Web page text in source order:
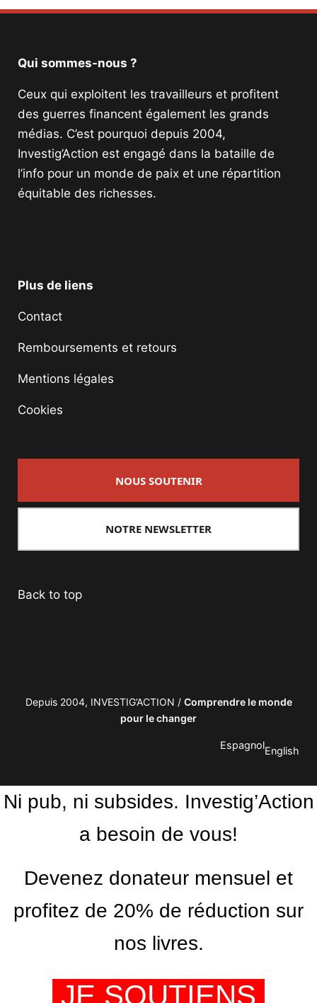
Qui sommes-nous ?
Ceux qui exploitent les travailleurs et profitent
des guerres financent également les grands
médias. C’est pourquoi depuis 2004,
Investig’Action est engagé dans la bataille de
l’info pour un monde de paix et une répartition
équitable des richesses.
Plus de liens
Contact
Remboursements et retours
Mentions légales
Cookies
NOUS SOUTENIR
NOTRE NEWSLETTER
Back to top
Depuis 2004, INVESTIG’ACTION / Comprendre le monde
pour le changer
EspagnolEnglish
Ni pub, ni subsides. Investig’Action
a besoin de vous!
Devenez donateur mensuel et
profitez de 20% de réduction sur
nos livres.
JE SOUTIENS